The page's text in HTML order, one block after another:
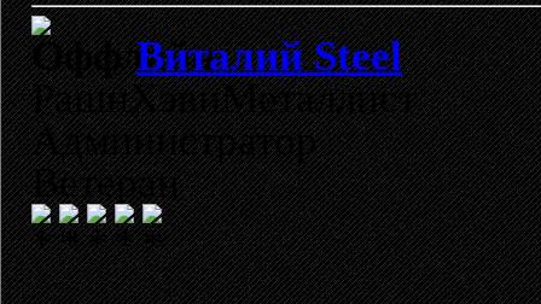
Виталий Steel
РашнХэвиМеталлист
Администратор
Ветеран